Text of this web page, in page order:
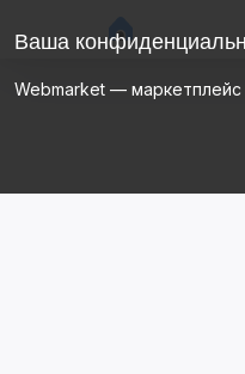
Ваша
Webmarket —